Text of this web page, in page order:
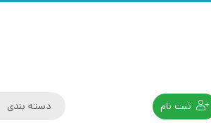
ثبت نام